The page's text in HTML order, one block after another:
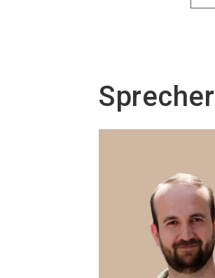
Sprecher